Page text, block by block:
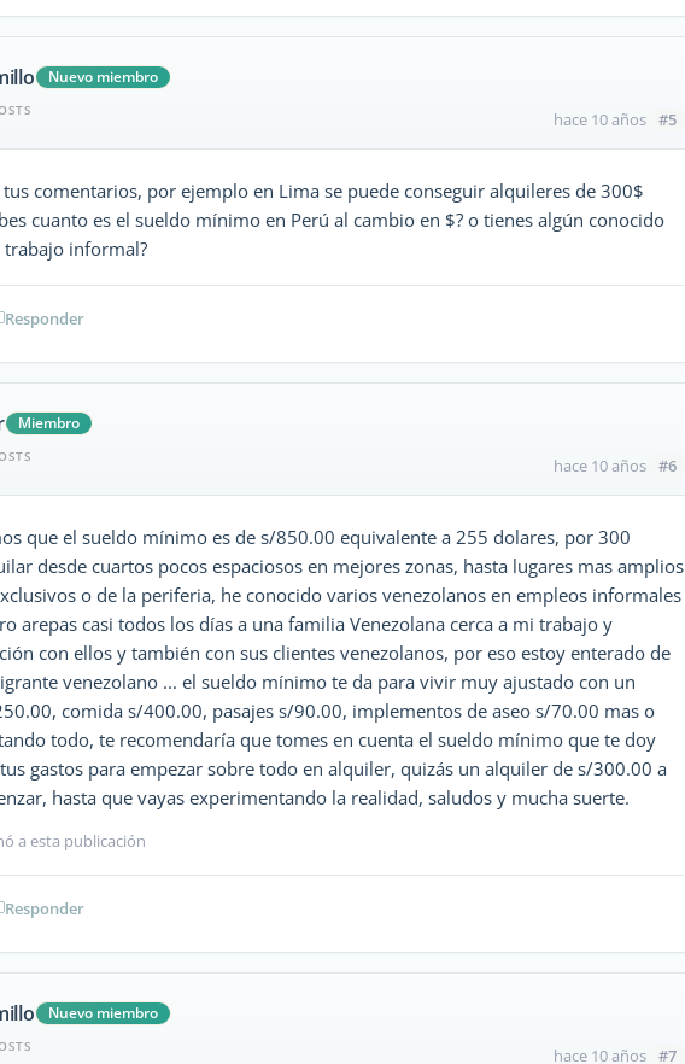
Nuevo miembro
hace 10 años #5
comentarios, por ejemplo en Lima se puede conseguir alquileres de 300$
cuanto es el sueldo mínimo en Perú al cambio en $? o tienes algún conocido
informal?
Responder
Miembro
hace 10 años #6
que el sueldo mínimo es de s/850.00 equivalente a 255 dolares, por 300
desde cuartos pocos espaciosos en mejores zonas, hasta lugares mas amplios
o de la periferia, he conocido varios venezolanos en empleos informales
arepas casi todos los días a una familia Venezolana cerca a mi trabajo y
con ellos y también con sus clientes venezolanos, por eso estoy enterado de
venezolano ... el sueldo mínimo te da para vivir muy ajustado con un
comida s/400.00, pasajes s/90.00, implementos de aseo s/70.00 mas o
todo, te recomendaría que tomes en cuenta el sueldo mínimo que te doy
gastos para empezar sobre todo en alquiler, quizás un alquiler de s/300.00 a
hasta que vayas experimentando la realidad, saludos y mucha suerte.
a esta publicación
Responder
Nuevo miembro
hace 10 años #7